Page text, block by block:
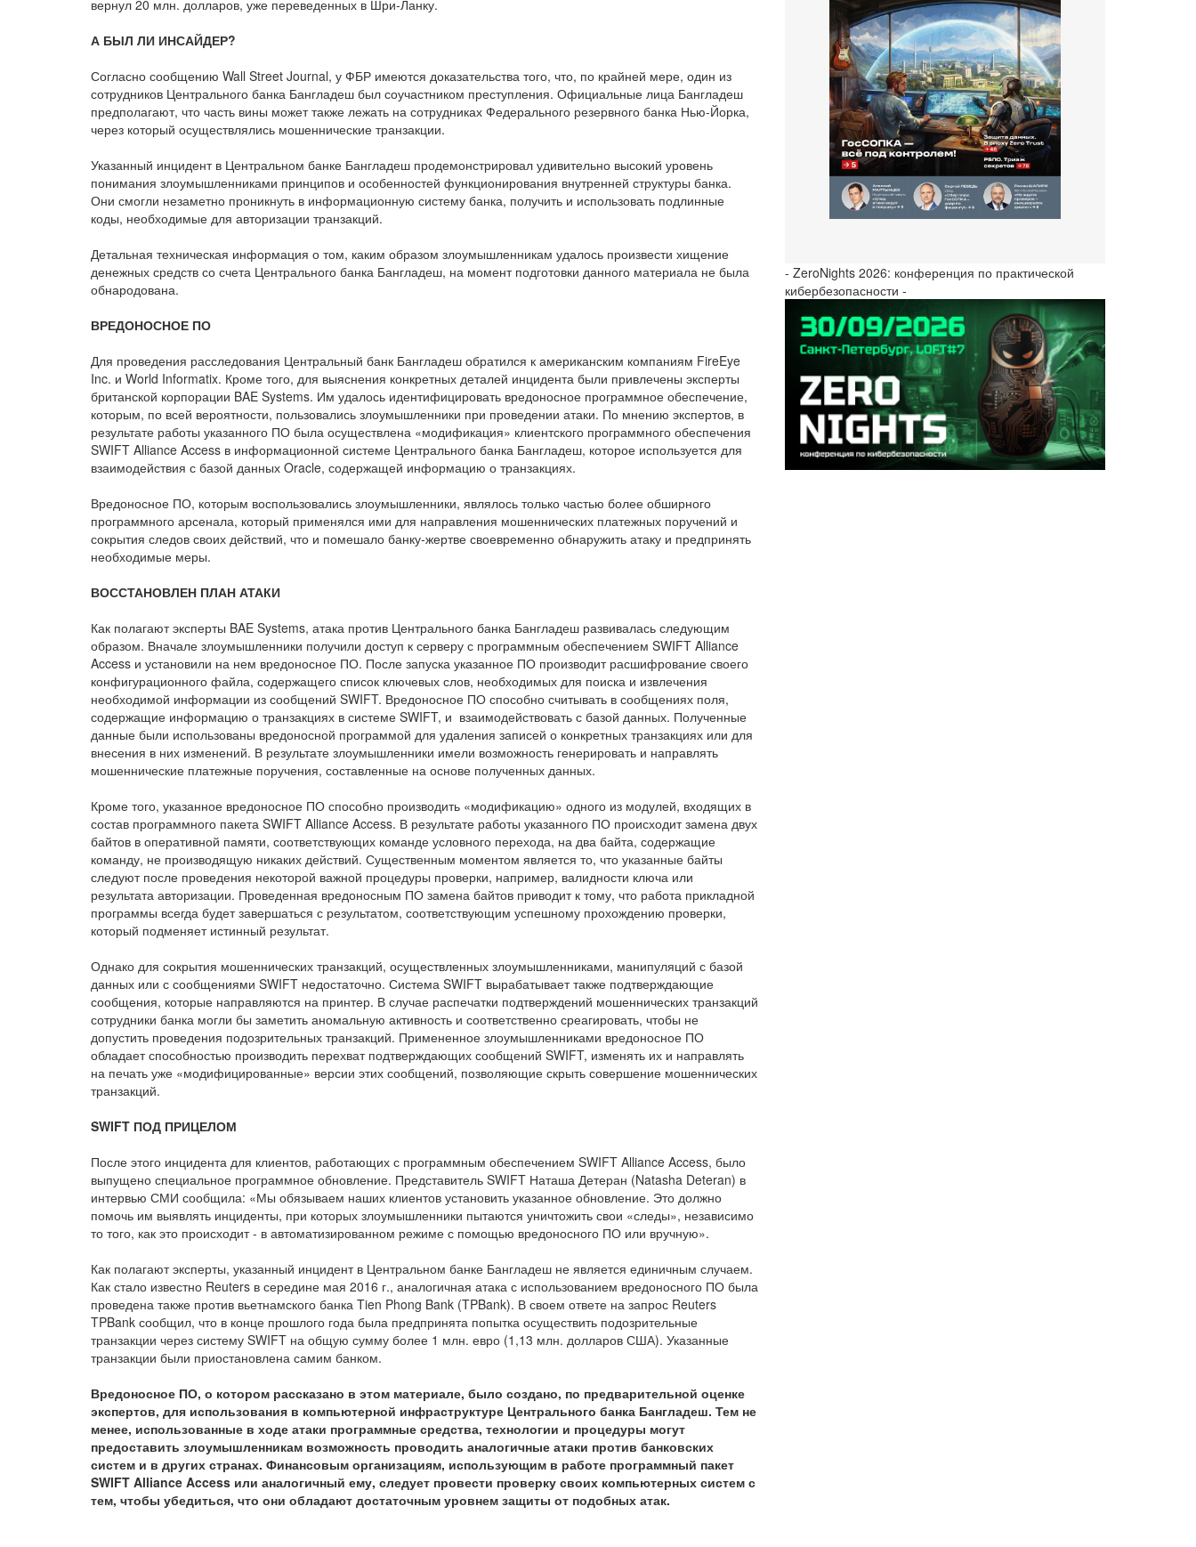
вернул 20 млн. долларов, уже переведенных в Шри-Ланку.
А БЫЛ ЛИ ИНСАЙДЕР?
Согласно сообщению Wall Street Journal, у ФБР имеются доказательства того, что, по крайней мере, один из
сотрудников Центрального банка Бангладеш был соучастником преступления. Официальные лица Бангладеш
предполагают, что часть вины может также лежать на сотрудниках Федерального резервного банка Нью-Йорка,
через который осуществлялись мошеннические транзакции.
Указанный инцидент в Центральном банке Бангладеш продемонстрировал удивительно высокий уровень
понимания злоумышленниками принципов и особенностей функционирования внутренней структуры банка.
Они смогли незаметно проникнуть в информационную систему банка, получить и использовать подлинные
коды, необходимые для авторизации транзакций.
Детальная техническая информация о том, каким образом злоумышленникам удалось произвести хищение
денежных средств со счета Центрального банка Бангладеш, на момент подготовки данного материала не была
обнародована.
ВРЕДОНОСНОЕ ПО
Для проведения расследования Центральный банк Бангладеш обратился к американским компаниям FireEye
Inc. и World Informatix. Кроме того, для выяснения конкретных деталей инцидента были привлечены эксперты
британской корпорации BAE Systems. Им удалось идентифицировать вредоносное программное обеспечение,
которым, по всей вероятности, пользовались злоумышленники при проведении атаки. По мнению экспертов, в
результате работы указанного ПО была осуществлена «модификация» клиентского программного обеспечения
SWIFT Alliance Access в информационной системе Центрального банка Бангладеш, которое используется для
взаимодействия с базой данных Oracle, содержащей информацию о транзакциях.
Вредоносное ПО, которым воспользовались злоумышленники, являлось только частью более обширного
программного арсенала, который применялся ими для направления мошеннических платежных поручений и
сокрытия следов своих действий, что и помешало банку-жертве своевременно обнаружить атаку и предпринять
необходимые меры.
ВОССТАНОВЛЕН ПЛАН АТАКИ
Как полагают эксперты BAE Systems, атака против Центрального банка Бангладеш развивалась следующим
образом. Вначале злоумышленники получили доступ к серверу с программным обеспечением SWIFT Alliance
Access и установили на нем вредоносное ПО. После запуска указанное ПО производит расшифрование своего
конфигурационного файла, содержащего список ключевых слов, необходимых для поиска и извлечения
необходимой информации из сообщений SWIFT. Вредоносное ПО способно считывать в сообщениях поля,
содержащие информацию о транзакциях в системе SWIFT, и взаимодействовать с базой данных. Полученные
данные были использованы вредоносной программой для удаления записей о конкретных транзакциях или для
внесения в них изменений. В результате злоумышленники имели возможность генерировать и направлять
мошеннические платежные поручения, составленные на основе полученных данных.
Кроме того, указанное вредоносное ПО способно производить «модификацию» одного из модулей, входящих в
состав программного пакета SWIFT Alliance Access. В результате работы указанного ПО происходит замена двух
байтов в оперативной памяти, соответствующих команде условного перехода, на два байта, содержащие
команду, не производящую никаких действий. Существенным моментом является то, что указанные байты
следуют после проведения некоторой важной процедуры проверки, например, валидности ключа или
результата авторизации. Проведенная вредоносным ПО замена байтов приводит к тому, что работа прикладной
программы всегда будет завершаться с результатом, соответствующим успешному прохождению проверки,
который подменяет истинный результат.
Однако для сокрытия мошеннических транзакций, осуществленных злоумышленниками, манипуляций с базой
данных или с сообщениями SWIFT недостаточно. Система SWIFT вырабатывает также подтверждающие
сообщения, которые направляются на принтер. В случае распечатки подтверждений мошеннических транзакций
сотрудники банка могли бы заметить аномальную активность и соответственно среагировать, чтобы не
допустить проведения подозрительных транзакций. Примененное злоумышленниками вредоносное ПО
обладает способностью производить перехват подтверждающих сообщений SWIFT, изменять их и направлять
на печать уже «модифицированные» версии этих сообщений, позволяющие скрыть совершение мошеннических
транзакций.
SWIFT ПОД ПРИЦЕЛОМ
После этого инцидента для клиентов, работающих с программным обеспечением SWIFT Alliance Access, было
выпущено специальное программное обновление. Представитель SWIFT Наташа Детеран (Natasha Deteran) в
интервью СМИ сообщила: «Мы обязываем наших клиентов установить указанное обновление. Это должно
помочь им выявлять инциденты, при которых злоумышленники пытаются уничтожить свои «следы», независимо
то того, как это происходит - в автоматизированном режиме с помощью вредоносного ПО или вручную».
Как полагают эксперты, указанный инцидент в Центральном банке Бангладеш не является единичным случаем.
Как стало известно Reuters в середине мая 2016 г., аналогичная атака с использованием вредоносного ПО была
проведена также против вьетнамского банка Tien Phong Bank (TPBank). В своем ответе на запрос Reuters
TPBank сообщил, что в конце прошлого года была предпринята попытка осуществить подозрительные
транзакции через систему SWIFT на общую сумму более 1 млн. евро (1,13 млн. долларов США). Указанные
транзакции были приостановлена самим банком.
Вредоносное ПО, о котором рассказано в этом материале, было создано, по предварительной оценке
экспертов, для использования в компьютерной инфраструктуре Центрального банка Бангладеш. Тем не
менее, использованные в ходе атаки программные средства, технологии и процедуры могут
предоставить злоумышленникам возможность проводить аналогичные атаки против банковских
систем и в других странах. Финансовым организациям, использующим в работе программный пакет
SWIFT Alliance Access или аналогичный ему, следует провести проверку своих компьютерных систем с
тем, чтобы убедиться, что они обладают достаточным уровнем защиты от подобных атак.
- ZeroNights 2026: конференция по практической
кибербезопасности -